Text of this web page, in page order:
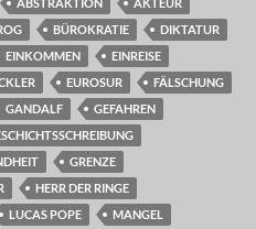
ABSTRAKTION
AKTEUR
BÜROKRATIE
DIKTATUR
EINKOMMEN
EINREISE
EUROSUR
FÄLSCHUNG
GANDALF
GEFAHREN
GRENZE
HERR DER RINGE
LUCAS POPE
MANGEL